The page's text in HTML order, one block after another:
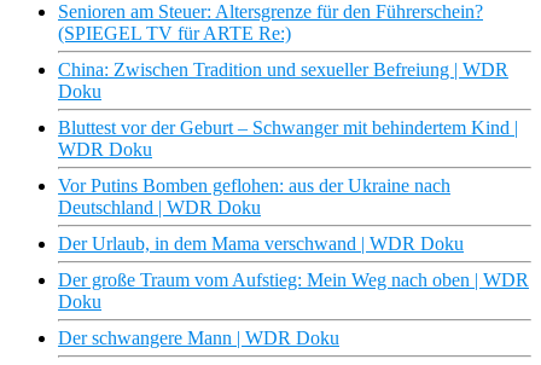
Senioren am Steuer: Altersgrenze für den Führerschein?
(SPIEGEL TV für ARTE Re:)
China: Zwischen Tradition und sexueller Befreiung | WDR
Doku
Bluttest vor der Geburt – Schwanger mit behindertem Kind |
WDR Doku
Vor Putins Bomben geflohen: aus der Ukraine nach
Deutschland | WDR Doku
Der Urlaub, in dem Mama verschwand | WDR Doku
Der große Traum vom Aufstieg: Mein Weg nach oben | WDR
Doku
Der schwangere Mann | WDR Doku